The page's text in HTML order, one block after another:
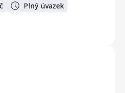
Plný úvazek